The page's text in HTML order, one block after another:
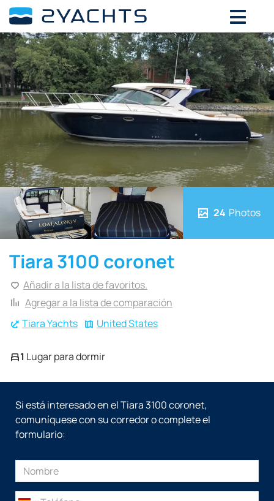
24 Photos
Tiara Yachts United States
Tiara 3100 coronet
Añadir a la lista de favoritos.
Agregar a la lista de comparación
1 Lugar para dormir
Si está interesado en el Tiara 3100 coronet,
comuníquese con su corredor o complete el
formulario: